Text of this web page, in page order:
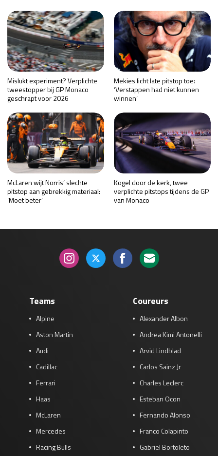
Mislukt experiment? Verplichte
tweestopper bij GP Monaco
geschrapt voor 2026
Mekies licht late pitstop toe:
‘Verstappen had niet kunnen
winnen’
McLaren wijt Norris’ slechte
pitstop aan gebrekkig materiaal:
‘Moet beter’
Kogel door de kerk, twee
verplichte pitstops tijdens de GP
van Monaco
Teams
Alpine
Aston Martin
Audi
Cadillac
Ferrari
Haas
McLaren
Mercedes
Racing Bulls
Coureurs
Alexander Albon
Andrea Kimi Antonelli
Arvid Lindblad
Carlos Sainz Jr
Charles Leclerc
Esteban Ocon
Fernando Alonso
Franco Colapinto
Gabriel Bortoleto